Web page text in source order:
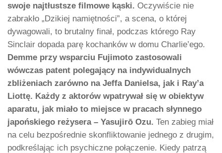
swoje najtłustsze filmowe kąski. Oczywiście nie
zabrakło „Dzikiej namiętności”, a scena, o której
dywagowali, to brutalny finał, podczas którego Ray
Sinclair dopada parę kochanków w domu Charlie’ego.
Demme przy wsparciu Fujimoto zastosowali
wówczas patent polegający na indywidualnych
zbliżeniach zarówno na Jeffa Danielsa, jak i Ray’a
Liottę. Każdy z aktorów wpatrywał się w obiektyw
aparatu, jak miało to miejsce w pracach słynnego
japońskiego reżysera – Yasujirō Ozu. Ten zabieg miał
na celu bezpośrednie skonfliktowanie jednego z drugim,
podkreślając ich psychiczne połączenie. Kiedy patrzą